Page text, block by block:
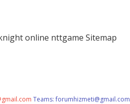
online nttgame Sitemap
Teams:forumhizmeti@gmail.com